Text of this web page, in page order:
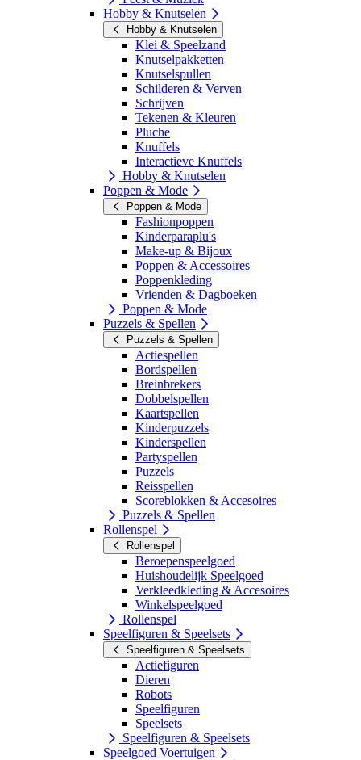
Hobby & Knutselen
Hobby & Knutselen
Klei & Speelzand
Knutselpakketten
Knutselspullen
Schilderen & Verven
Schrijven
Tekenen & Kleuren
Pluche
Knuffels
Interactieve Knuffels
Hobby & Knutselen
Poppen & Mode
Poppen & Mode
Fashionpoppen
Kinderparaplu's
Make-up & Bijoux
Poppen & Accessoires
Poppenkleding
Vrienden & Dagboeken
Poppen & Mode
Puzzels & Spellen
Puzzels & Spellen
Actiespellen
Bordspellen
Breinbrekers
Dobbelspellen
Kaartspellen
Kinderpuzzels
Kinderspellen
Partyspellen
Puzzels
Reisspellen
Scoreblokken & Accesoires
Puzzels & Spellen
Rollenspel
Rollenspel
Beroepenspeelgoed
Huishoudelijk Speelgoed
Verkleedkleding & Accesoires
Winkelspeelgoed
Rollenspel
Speelfiguren & Speelsets
Speelfiguren & Speelsets
Actiefiguren
Dieren
Robots
Speelfiguren
Speelsets
Speelfiguren & Speelsets
Speelgoed Voertuigen